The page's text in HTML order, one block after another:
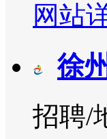
网站
徐
招聘/